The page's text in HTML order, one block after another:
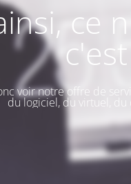
ce
voir notre offre de
du logiciel, du virtuel,